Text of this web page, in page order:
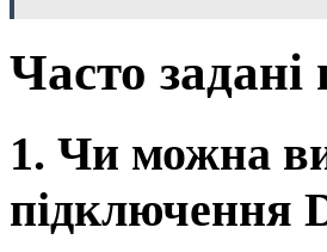
Часто
1. Чи можна
підключення